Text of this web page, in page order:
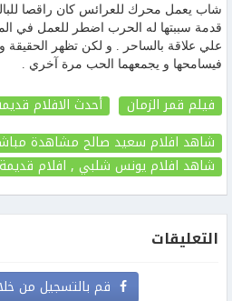
شاب يعمل محرك للعرائس كان راقصا
قدمة سببتها له الحرب اضطر للعمل في
علي علاقة بالساحر . و لكن تظهر الحقيقة
فيسامحها و يجمعهما الحب مرة آخري .
فيلم قمر الزمان
أحدث الافلام
شاهد افلام سعيد صالح مشاهدة
شاهد افلام يونس شلبي , افلام قديمة
التعليقات
قم بالتسجيل من